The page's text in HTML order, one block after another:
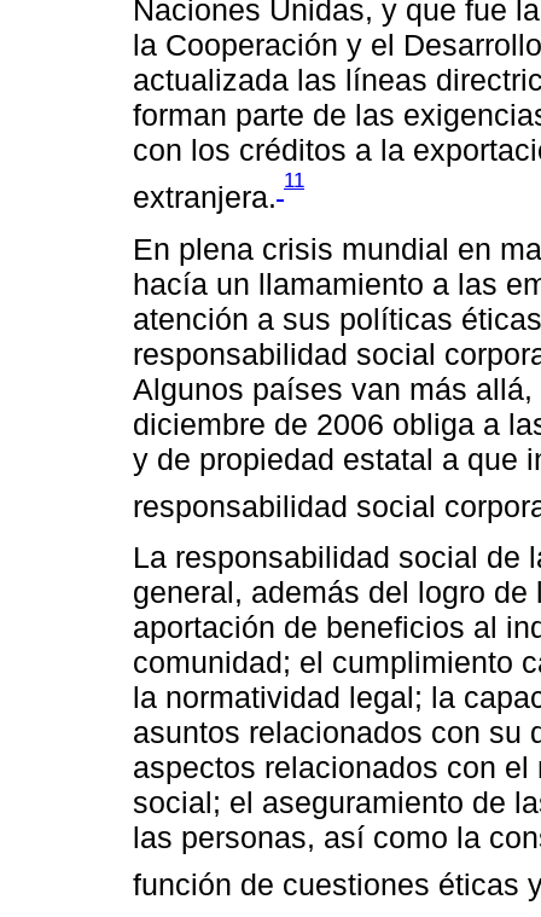
Naciones Unidas, y que fue
la Cooperación y el
actualizada las líneas
forman parte de las
con los créditos a la
extranjera.
11
En plena crisis mundial en
hacía un llamamiento a las
atención a sus políticas
responsabilidad social
Algunos países van más
diciembre de 2006 obliga a
y de propiedad estatal a que
responsabilidad social
La responsabilidad social de
general, además del logro
aportación de beneficios al
comunidad; el cumplimiento
la normatividad legal; la
asuntos relacionados con su
aspectos relacionados con
social; el aseguramiento de
las personas, así como la
función de cuestiones éticas